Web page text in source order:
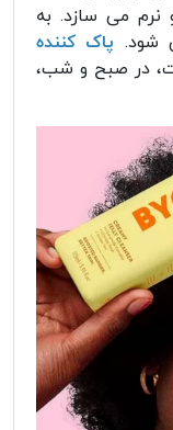
نرم می سازد. به
شود. پاک کننده
در صبح و شب،